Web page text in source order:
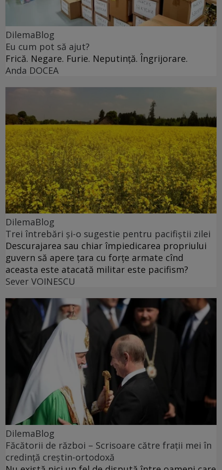
DilemaBlog
Eu cum pot să ajut?
Frică. Negare. Furie. Neputință. Îngrijorare.
Anda DOCEA
DilemaBlog
Trei întrebări și-o sugestie pentru pacifiștii zilei
Descurajarea sau chiar împiedicarea propriului
guvern să apere țara cu forțe armate cînd
aceasta este atacată militar este pacifism?
Sever VOINESCU
DilemaBlog
Făcătorii de război – Scrisoare către frații mei în
credință creștin-ortodoxă